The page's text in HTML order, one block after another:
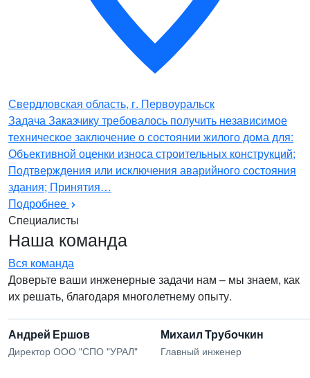
Свердловская область, г. Первоуральск
Задача Заказчику требовалось получить независимое
техническое заключение о состоянии жилого дома для:
Объективной оценки износа строительных конструкций;
Подтверждения или исключения аварийного состояния
здания; Принятия…
Подробнее
Специалисты
Наша команда
Вся команда
Доверьте ваши инженерные задачи нам – мы знаем, как
их решать, благодаря многолетнему опыту.
Андрей Ершов
Директор ООО "СПО "УРАЛ"
Михаил Трубочкин
Главный инженер